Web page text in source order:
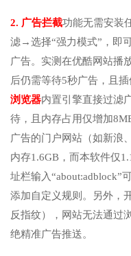
2. 广告拦截功能无需安装
滤→选择“强力模式”，即
广告。实测在优酷网站播
后仍需等待5秒广告，且
浏览器内置引擎直接过滤
待，且内存占用仅增加
广告的门户网站（如新浪
内存1.6GB，而本软件仅
址栏输入“about:adblock”
添加自定义规则。另外，
反指纹），网站无法通过
绝精准广告推送。